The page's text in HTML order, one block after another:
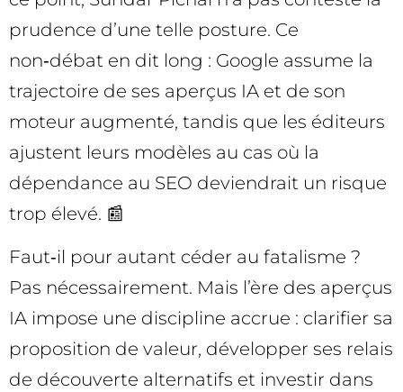
prudence d’une telle posture. Ce
non‑débat en dit long : Google assume la
trajectoire de ses aperçus IA et de son
moteur augmenté, tandis que les éditeurs
ajustent leurs modèles au cas où la
dépendance au SEO deviendrait un risque
trop élevé. 📰
Faut‑il pour autant céder au fatalisme ?
Pas nécessairement. Mais l’ère des aperçus
IA impose une discipline accrue : clarifier sa
proposition de valeur, développer ses relais
de découverte alternatifs et investir dans